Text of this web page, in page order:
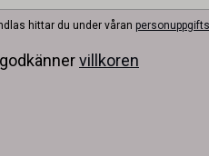
hittar du under våran
villkoren